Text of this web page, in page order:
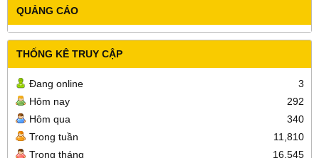
QUẢNG CÁO
THỐNG KÊ TRUY CẬP
Đang online
3
Hôm nay
292
Hôm qua
340
Trong tuần
11,810
Trong tháng
16,545